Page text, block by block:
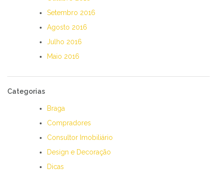
Setembro 2016
Agosto 2016
Julho 2016
Maio 2016
Categorias
Braga
Compradores
Consultor Imobiliário
Design e Decoração
Dicas